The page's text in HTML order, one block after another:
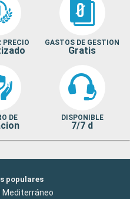
PRECIO GASTOS DE GESTION
Gratis
DE DISPONIBLE
7/7 d
populares
Mediterráneo